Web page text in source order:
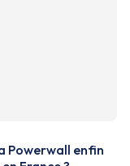
Powerwall enfin